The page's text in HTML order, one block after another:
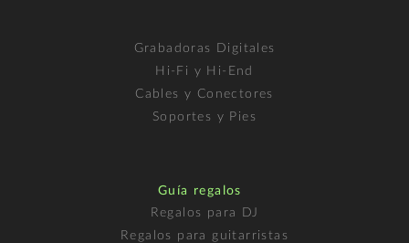
Grabadoras Digitales
Hi-Fi y Hi-End
Cables y Conectores
Soportes y Pies
Guía regalos
Regalos para DJ
Regalos para guitarristas